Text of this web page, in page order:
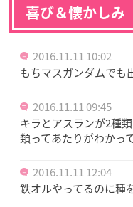
喜び＆懐かしみ
2016.11.11 10:02
もちマスガンダムでも
2016.11.11 09:45
キラとアスランが2種
類ってあたりがわかっ
2016.11.11 12:04
鉄オルやってるのに種